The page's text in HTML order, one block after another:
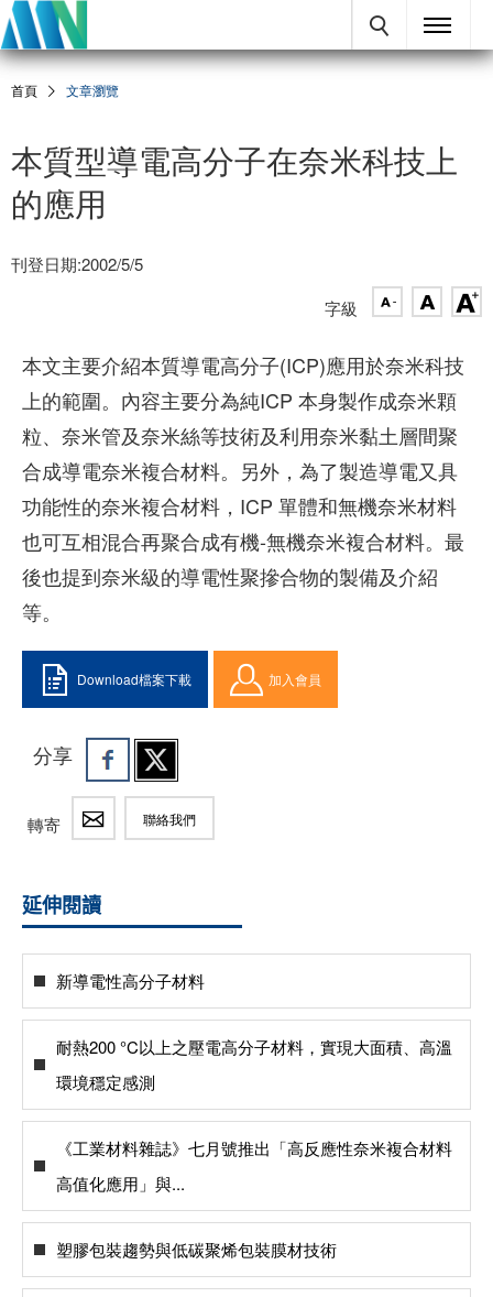
首頁 文章瀏覽
本質型導電高分子在奈米科技上
的應用
刊登日期:2002/5/5
字級
本文主要介紹本質導電高分子(ICP)應用於奈米科技
上的範圍。內容主要分為純ICP 本身製作成奈米顆
粒、奈米管及奈米絲等技術及利用奈米黏土層間聚
合成導電奈米複合材料。另外，為了製造導電又具
功能性的奈米複合材料，ICP 單體和無機奈米材料
也可互相混合再聚合成有機-無機奈米複合材料。最
後也提到奈米級的導電性聚摻合物的製備及介紹
等。
Download檔案下載 加入會員
分享
轉寄 聯絡我們
延伸閱讀
新導電性高分子材料
耐熱200 °C以上之壓電高分子材料，實現大面積、高溫
環境穩定感測
《工業材料雜誌》七月號推出「高反應性奈米複合材料
高值化應用」與...
塑膠包裝趨勢與低碳聚烯包裝膜材技術